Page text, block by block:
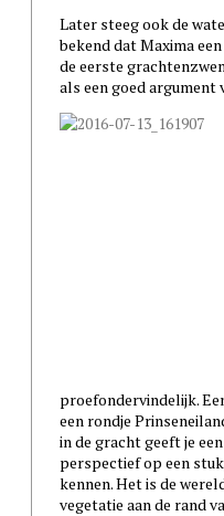
Later steeg ook de
bekend dat Maxima
de eerste
als een goed
proefondervindelijk.
een rondje
in de gracht geeft je
perspectief op een
kennen. Het is de
vegetatie aan de rand